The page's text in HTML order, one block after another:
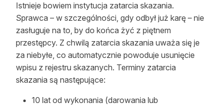
Istnieje bowiem instytucja zatarcia skazania.
Sprawca – w szczególności, gdy odbył już karę – nie
zasługuje na to, by do końca żyć z piętnem
przestępcy. Z chwilą zatarcia skazania uważa się je
za niebyłe, co automatycznie powoduje usunięcie
wpisu z rejestru skazanych. Terminy zatarcia
skazania są następujące:
10 lat od wykonania (darowania lub